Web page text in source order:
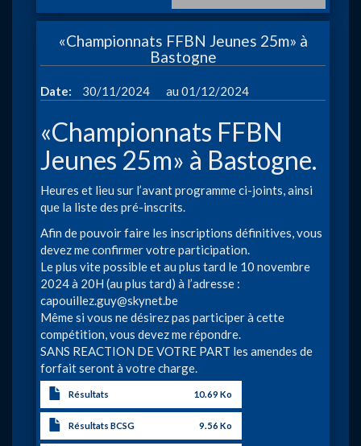
«Championnats FFBN Jeunes 25m» à
Bastogne
Date 30/11/2024 à
01/12/2024
«Championnats FFBN
Jeunes 25m» à Bastogne.
Heures et lieu sur l’avant programme ci-joints, ainsi
que la liste des pré-inscrits.
Afin de pouvoir faire les inscriptions définitives, vous
devez me confirmer votre participation.
Le plus vite possible et au plus tard le 10 novembre
2024 à 20H (au plus tard) à l’adresse :
capouillez.guy@skynet.be
Même si vous ne désirez pas participer à cette
compétition, vous devez me répondre.
SANS REACTION DE VOTRE PART les amendes de
forfait seront à votre charge.
Résultats 10.69 Ko
Résultats BCSG 9.56 Ko